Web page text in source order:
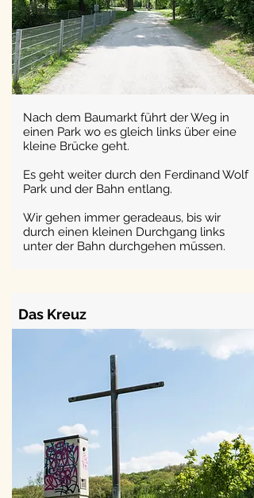
Nach dem Baumarkt führt der Weg in
einen Park wo es gleich links über eine
kleine Brücke geht.
Es geht weiter durch den Ferdinand Wolf
Park und der Bahn entlang.
Wir gehen immer geradeaus, bis wir
durch einen kleinen Durchgang links
unter der Bahn durchgehen müssen.
Das Kreuz